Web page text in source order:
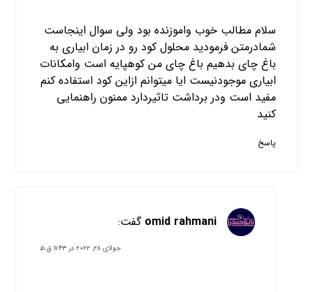
سلام مطالب خوب واموزنده بود ولی سوال اینجاست
شمادرمتن فرمودید محلول کود رو در زمان ابیاری به
باغ چای بدهیم باغ چای من کوهپایه است وامکانات
ابیاری موجودنیست ایا میتوانم ازاین کود استفاده کنم
مفید است ودر برداشت تاثیردارد ممنون راهنمایی
کنید
پاسخ
omid rahmani گفت:
جولای ۲۸, ۲۰۲۲ در ۱۱:۴۳ ق.ظ